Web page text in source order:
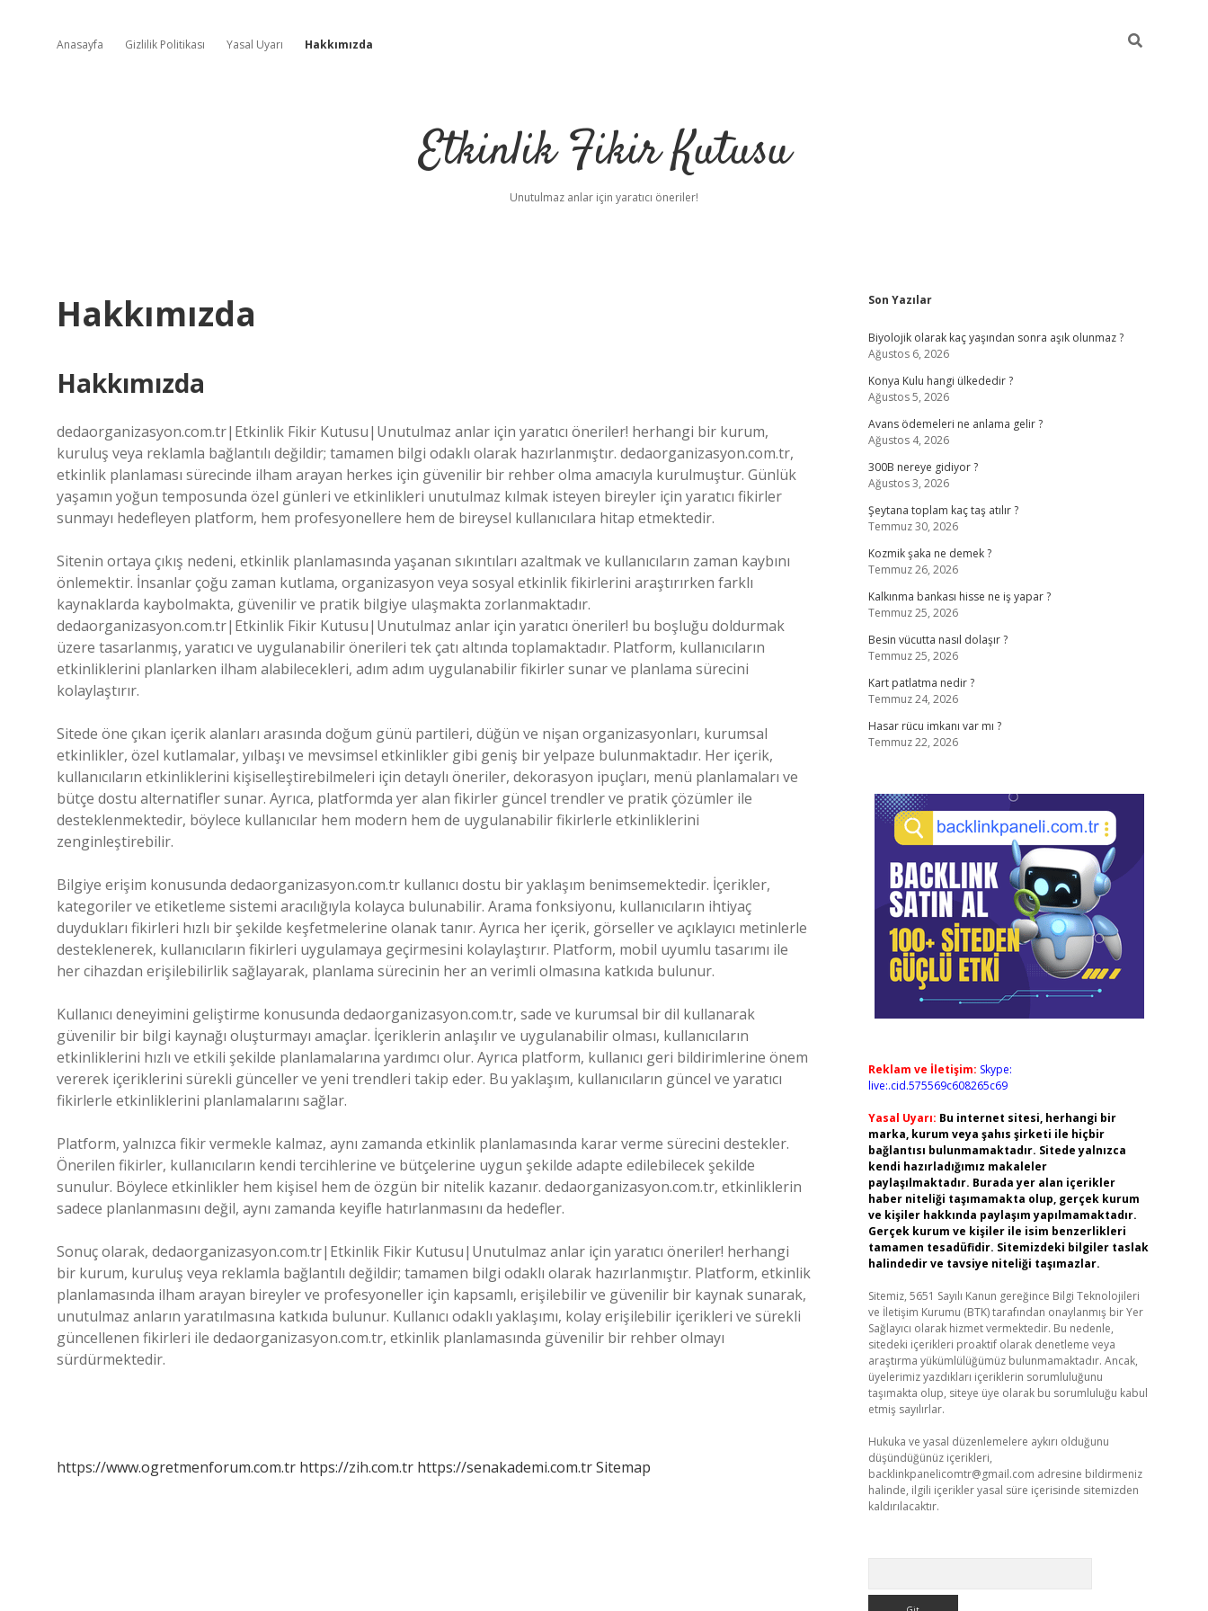
Anasayfa Gizlilik Politikası Yasal Uyarı Hakkımızda
Etkinlik Fikir Kutusu
Unutulmaz anlar için yaratıcı öneriler!
Hakkımızda
Hakkımızda
dedaorganizasyon.com.tr|Etkinlik Fikir Kutusu|Unutulmaz anlar için yaratıcı öneriler! herhangi bir kurum,
kuruluş veya reklamla bağlantılı değildir; tamamen bilgi odaklı olarak hazırlanmıştır. dedaorganizasyon.com.tr,
etkinlik planlaması sürecinde ilham arayan herkes için güvenilir bir rehber olma amacıyla kurulmuştur. Günlük
yaşamın yoğun temposunda özel günleri ve etkinlikleri unutulmaz kılmak isteyen bireyler için yaratıcı fikirler
sunmayı hedefleyen platform, hem profesyonellere hem de bireysel kullanıcılara hitap etmektedir.
Sitenin ortaya çıkış nedeni, etkinlik planlamasında yaşanan sıkıntıları azaltmak ve kullanıcıların zaman kaybını
önlemektir. İnsanlar çoğu zaman kutlama, organizasyon veya sosyal etkinlik fikirlerini araştırırken farklı
kaynaklarda kaybolmakta, güvenilir ve pratik bilgiye ulaşmakta zorlanmaktadır.
dedaorganizasyon.com.tr|Etkinlik Fikir Kutusu|Unutulmaz anlar için yaratıcı öneriler! bu boşluğu doldurmak
üzere tasarlanmış, yaratıcı ve uygulanabilir önerileri tek çatı altında toplamaktadır. Platform, kullanıcıların
etkinliklerini planlarken ilham alabilecekleri, adım adım uygulanabilir fikirler sunar ve planlama sürecini
kolaylaştırır.
Sitede öne çıkan içerik alanları arasında doğum günü partileri, düğün ve nişan organizasyonları, kurumsal
etkinlikler, özel kutlamalar, yılbaşı ve mevsimsel etkinlikler gibi geniş bir yelpaze bulunmaktadır. Her içerik,
kullanıcıların etkinliklerini kişiselleştirebilmeleri için detaylı öneriler, dekorasyon ipuçları, menü planlamaları ve
bütçe dostu alternatifler sunar. Ayrıca, platformda yer alan fikirler güncel trendler ve pratik çözümler ile
desteklenmektedir, böylece kullanıcılar hem modern hem de uygulanabilir fikirlerle etkinliklerini
zenginleştirebilir.
Bilgiye erişim konusunda dedaorganizasyon.com.tr kullanıcı dostu bir yaklaşım benimsemektedir. İçerikler,
kategoriler ve etiketleme sistemi aracılığıyla kolayca bulunabilir. Arama fonksiyonu, kullanıcıların ihtiyaç
duydukları fikirleri hızlı bir şekilde keşfetmelerine olanak tanır. Ayrıca her içerik, görseller ve açıklayıcı metinlerle
desteklenerek, kullanıcıların fikirleri uygulamaya geçirmesini kolaylaştırır. Platform, mobil uyumlu tasarımı ile
her cihazdan erişilebilirlik sağlayarak, planlama sürecinin her an verimli olmasına katkıda bulunur.
Kullanıcı deneyimini geliştirme konusunda dedaorganizasyon.com.tr, sade ve kurumsal bir dil kullanarak
güvenilir bir bilgi kaynağı oluşturmayı amaçlar. İçeriklerin anlaşılır ve uygulanabilir olması, kullanıcıların
etkinliklerini hızlı ve etkili şekilde planlamalarına yardımcı olur. Ayrıca platform, kullanıcı geri bildirimlerine önem
vererek içeriklerini sürekli günceller ve yeni trendleri takip eder. Bu yaklaşım, kullanıcıların güncel ve yaratıcı
fikirlerle etkinliklerini planlamalarını sağlar.
Platform, yalnızca fikir vermekle kalmaz, aynı zamanda etkinlik planlamasında karar verme sürecini destekler.
Önerilen fikirler, kullanıcıların kendi tercihlerine ve bütçelerine uygun şekilde adapte edilebilecek şekilde
sunulur. Böylece etkinlikler hem kişisel hem de özgün bir nitelik kazanır. dedaorganizasyon.com.tr, etkinliklerin
sadece planlanmasını değil, aynı zamanda keyifle hatırlanmasını da hedefler.
Sonuç olarak, dedaorganizasyon.com.tr|Etkinlik Fikir Kutusu|Unutulmaz anlar için yaratıcı öneriler! herhangi
bir kurum, kuruluş veya reklamla bağlantılı değildir; tamamen bilgi odaklı olarak hazırlanmıştır. Platform, etkinlik
planlamasında ilham arayan bireyler ve profesyoneller için kapsamlı, erişilebilir ve güvenilir bir kaynak sunarak,
unutulmaz anların yaratılmasına katkıda bulunur. Kullanıcı odaklı yaklaşımı, kolay erişilebilir içerikleri ve sürekli
güncellenen fikirleri ile dedaorganizasyon.com.tr, etkinlik planlamasında güvenilir bir rehber olmayı
sürdürmektedir.
https://www.ogretmenforum.com.tr https://zih.com.tr https://senakademi.com.trSitemap
Sidebar
Son Yazılar
Biyolojik olarak kaç yaşından sonra aşık olunmaz ?
Ağustos 6, 2026
Konya Kulu hangi ülkededir ?
Ağustos 5, 2026
Avans ödemeleri ne anlama gelir ?
Ağustos 4, 2026
300B nereye gidiyor ?
Ağustos 3, 2026
Şeytana toplam kaç taş atılır ?
Temmuz 30, 2026
Kozmik şaka ne demek ?
Temmuz 26, 2026
Kalkınma bankası hisse ne iş yapar ?
Temmuz 25, 2026
Besin vücutta nasıl dolaşır ?
Temmuz 25, 2026
Kart patlatma nedir ?
Temmuz 24, 2026
Hasar rücu imkanı var mı ?
Temmuz 22, 2026
Reklam ve İletişim: Skype:
live:.cid.575569c608265c69
Yasal Uyarı: Bu internet sitesi, herhangi bir
marka, kurum veya şahıs şirketi ile hiçbir
bağlantısı bulunmamaktadır. Sitede yalnızca
kendi hazırladığımız makaleler
paylaşılmaktadır. Burada yer alan içerikler
haber niteliği taşımamakta olup, gerçek kurum
ve kişiler hakkında paylaşım yapılmamaktadır.
Gerçek kurum ve kişiler ile isim benzerlikleri
tamamen tesadüfidir. Sitemizdeki bilgiler taslak
halindedir ve tavsiye niteliği taşımazlar.
Sitemiz, 5651 Sayılı Kanun gereğince Bilgi Teknolojileri
ve İletişim Kurumu (BTK) tarafından onaylanmış bir Yer
Sağlayıcı olarak hizmet vermektedir. Bu nedenle,
sitedeki içerikleri proaktif olarak denetleme veya
araştırma yükümlülüğümüz bulunmamaktadır. Ancak,
üyelerimiz yazdıkları içeriklerin sorumluluğunu
taşımakta olup, siteye üye olarak bu sorumluluğu kabul
etmiş sayılırlar.
Hukuka ve yasal düzenlemelere aykırı olduğunu
düşündüğünüz içerikleri,
backlinkpanelicomtr@gmail.com adresine bildirmeniz
halinde, ilgili içerikler yasal süre içerisinde sitemizden
kaldırılacaktır.